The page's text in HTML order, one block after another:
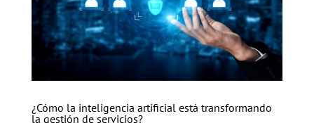
¿Cómo la inteligencia artificial está transformando
la gestión de servicios?